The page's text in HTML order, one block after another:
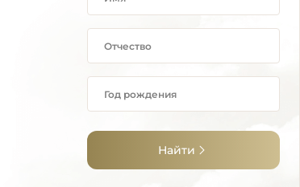
Найти